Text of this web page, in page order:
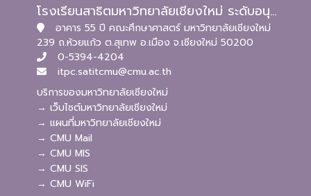
โรงเรียนสาธิตมหาวิทยาลัยเชียงใหม่ ระดับอนุบาลและประถมศึกษา
อาคาร 55 ปี คณะศึกษาศาสตร์ มหาวิทยาลัยเชียงใหม่
239 ถ.ห้วยแก้ว ต.สุเทพ อ.เมือง จ.เชียงใหม่ 50200
0-5394-4204
itpc.satitcmu@cmu.ac.th
บริการของมหาวิทยาลัยเชียงใหม่
→ เว็บไซต์มหาวิทยาลัยเชียงใหม่
→ แผนที่มหาวิทยาลัยเชียงใหม่
→ CMU Mail
→ CMU MIS
→ CMU SIS
→ CMU WiFi